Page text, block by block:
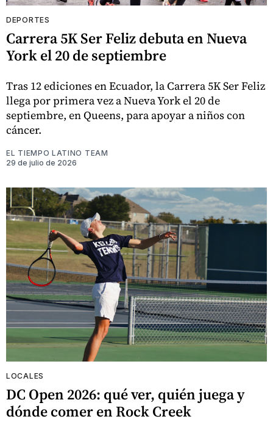
DEPORTES
Carrera 5K Ser Feliz debuta en Nueva
York el 20 de septiembre
Tras 12 ediciones en Ecuador, la Carrera 5K Ser Feliz
llega por primera vez a Nueva York el 20 de
septiembre, en Queens, para apoyar a niños con
cáncer.
EL TIEMPO LATINO TEAM
29 de julio de 2026
LOCALES
DC Open 2026: qué ver, quién juega y
dónde comer en Rock Creek